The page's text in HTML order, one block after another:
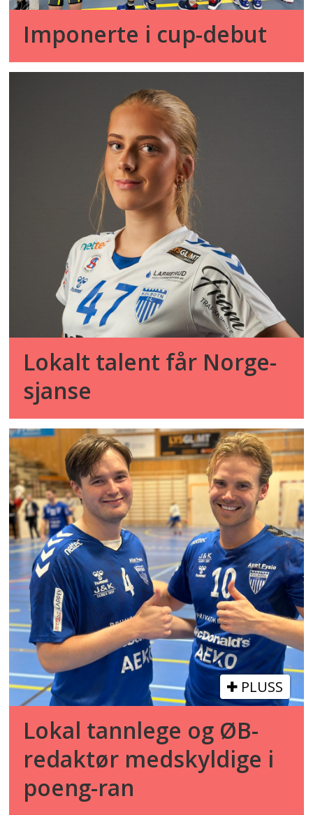
Imponerte i cup-debut
Lokalt talent får Norge-
sjanse
PLUSS
Lokal tannlege og ØB-
redaktør medskyldige i
poeng-ran